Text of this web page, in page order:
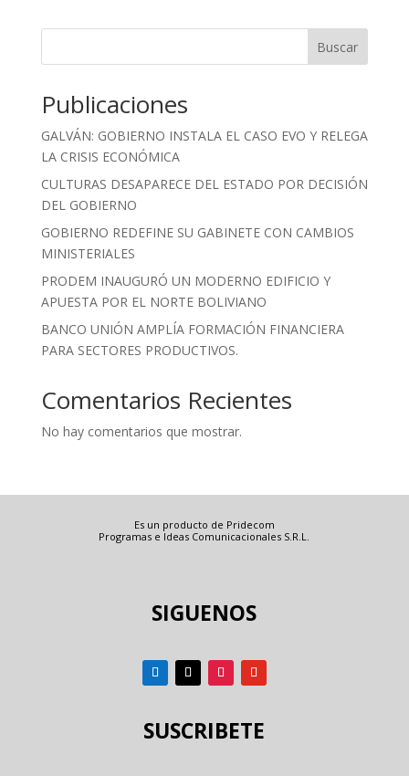
Buscar
Publicaciones
GALVÁN: GOBIERNO INSTALA EL CASO EVO Y RELEGA
LA CRISIS ECONÓMICA
CULTURAS DESAPARECE DEL ESTADO POR DECISIÓN
DEL GOBIERNO
GOBIERNO REDEFINE SU GABINETE CON CAMBIOS
MINISTERIALES
PRODEM INAUGURÓ UN MODERNO EDIFICIO Y
APUESTA POR EL NORTE BOLIVIANO
BANCO UNIÓN AMPLÍA FORMACIÓN FINANCIERA
PARA SECTORES PRODUCTIVOS.
Comentarios Recientes
No hay comentarios que mostrar.
Es un producto de Pridecom
Programas e Ideas Comunicacionales S.R.L.
SIGUENOS
SUSCRIBETE